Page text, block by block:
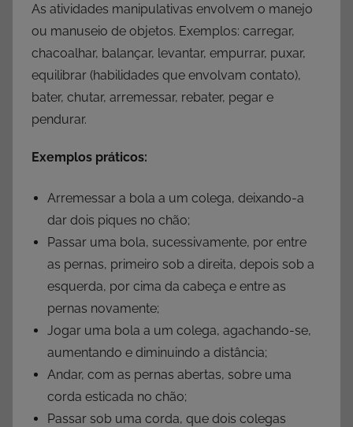
As atividades manipulativas envolvem o manejo
ou manuseio de objetos. Exemplos: carregar,
chacoalhar, balançar, levantar, empurrar, puxar,
equilibrar (habilidades que envolvam contato),
bater, chutar, arremessar, rebater, pegar e
pendurar.
Exemplos práticos:
Arremessar a bola a um colega, deixando-a
dar dois piques no chão;
Passar uma bola, sucessivamente, por entre
as pernas, primeiro sob a direita, depois sob a
esquerda, por cima da cabeça e entre as
pernas novamente;
Jogar uma bola a um colega, agachando-se,
aumentando e diminuindo a distância;
Andar, com as pernas abertas, sobre uma
corda esticada no chão;
Passar sob uma corda, que dois colegas